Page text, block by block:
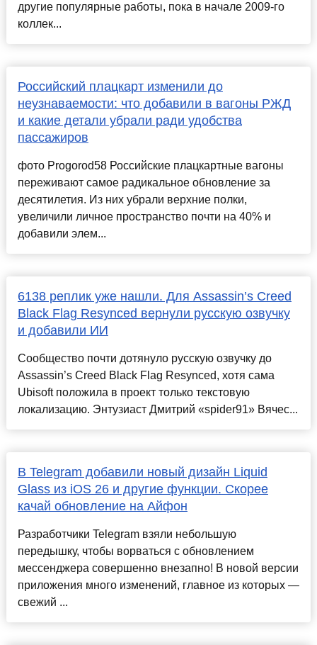
другие популярные работы, пока в начале 2009-го
коллек...
Российский плацкарт изменили до
неузнаваемости: что добавили в вагоны РЖД
и какие детали убрали ради удобства
пассажиров
фото Progorod58 Российские плацкартные вагоны
переживают самое радикальное обновление за
десятилетия. Из них убрали верхние полки,
увеличили личное пространство почти на 40% и
добавили элем...
6138 реплик уже нашли. Для Assassin’s Creed
Black Flag Resynced вернули русскую озвучку
и добавили ИИ
Сообщество почти дотянуло русскую озвучку до
Assassin’s Creed Black Flag Resynced, хотя сама
Ubisoft положила в проект только текстовую
локализацию. Энтузиаст Дмитрий «spider91» Вячес...
В Telegram добавили новый дизайн Liquid
Glass из iOS 26 и другие функции. Скорее
качай обновление на Айфон
Разработчики Telegram взяли небольшую
передышку, чтобы ворваться с обновлением
мессенджера совершенно внезапно! В новой версии
приложения много изменений, главное из которых —
свежий ...